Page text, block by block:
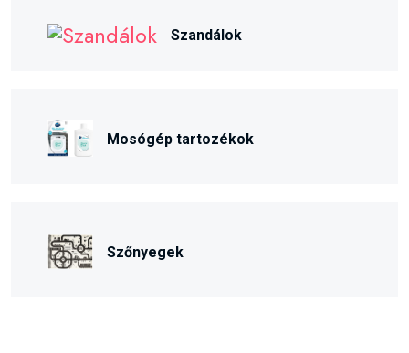
Szandálok
Mosógép tartozékok
Szőnyegek